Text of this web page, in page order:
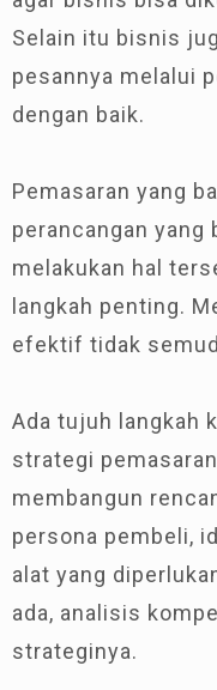
Selain itu bisnis
pesannya melalui
dengan baik.
Pemasaran yang
perancangan yang
melakukan hal
langkah penting.
efektif tidak
Ada tujuh langkah
strategi
membangun
persona pembeli,
alat yang
ada, analisis
strateginya.